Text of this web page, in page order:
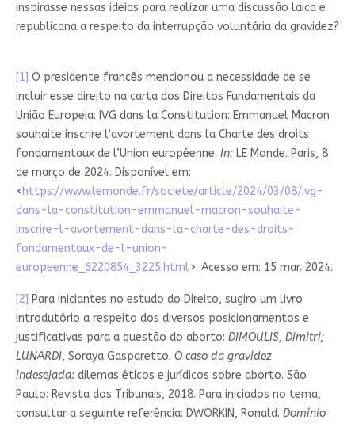
inspirasse nessas ideias para realizar uma discussão laica e
republicana a respeito da interrupção voluntária da gravidez?
[1] O presidente francês mencionou a necessidade de se
incluir esse direito na carta dos Direitos Fundamentais da
União Europeia: IVG dans la Constitution: Emmanuel Macron
souhaite inscrire l’avortement dans la Charte des droits
fondamentaux de l’Union européenne. In:LE Monde. Paris, 8
de março de 2024. Disponível em:
<https://www.lemonde.fr/societe/article/2024/03/08/ivg-
dans-la-constitution-emmanuel-macron-souhaite-
inscrire-l-avortement-dans-la-charte-des-droits-
fondamentaux-de-l-union-
europeenne_6220854_3225.html>. Acesso em: 15 mar. 2024.
[2] Para iniciantes no estudo do Direito, sugiro um livro
introdutório a respeito dos diversos posicionamentos e
justificativas para a questão do aborto: DIMOULIS, Dimitri;
LUNARDI, Soraya Gasparetto. O caso da gravidez
indesejada:dilemas éticos e jurídicos sobre aborto. São
Paulo: Revista dos Tribunais, 2018. Para iniciados no tema,
consultar a seguinte referência: DWORKIN, Ronald. Domínio